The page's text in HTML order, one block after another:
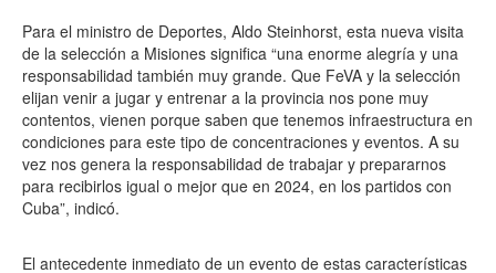
Para el ministro de Deportes, Aldo Steinhorst, esta nueva visita
de la selección a Misiones significa “una enorme alegría y una
responsabilidad también muy grande. Que FeVA y la selección
elijan venir a jugar y entrenar a la provincia nos pone muy
contentos, vienen porque saben que tenemos infraestructura en
condiciones para este tipo de concentraciones y eventos. A su
vez nos genera la responsabilidad de trabajar y prepararnos
para recibirlos igual o mejor que en 2024, en los partidos con
Cuba”, indicó.
El antecedente inmediato de un evento de estas características